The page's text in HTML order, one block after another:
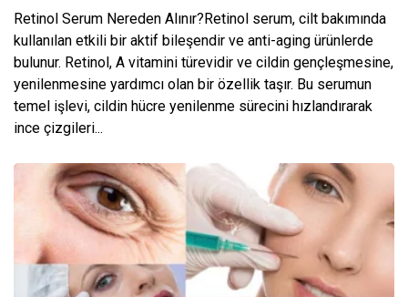
Retinol Serum Nereden Alınır?Retinol serum, cilt bakımında
kullanılan etkili bir aktif bileşendir ve anti-aging ürünlerde
bulunur. Retinol, A vitamini türevidir ve cildin gençleşmesine,
yenilenmesine yardımcı olan bir özellik taşır. Bu serumun
temel işlevi, cildin hücre yenilenme sürecini hızlandırarak
ince çizgileri...